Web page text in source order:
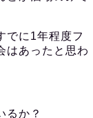
でに1年程度フ
はあったと思わ
るか？